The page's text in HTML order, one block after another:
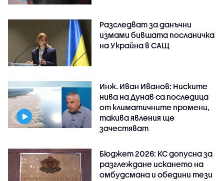
Разследват за данъчни
измами бившата посланичка
на Украйна в САЩ
Инж. Иван Иванов: Ниските
нива на Дунав са последица
от климатичните промени,
такива явления ще
зачестяват
Бюджет 2026: КС допусна за
разглеждане искането на
омбудсмана и обедини тези